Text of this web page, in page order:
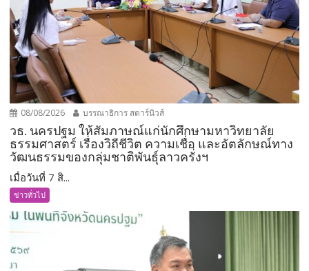
08/08/2026 บรรณาธิการ สตาร์นิวส์
วธ. นครปฐม ให้สัมภาษณ์แก่นักศึกษามหาวิทยาลัย
ธรรมศาสตร์ เรื่องวิถีชีวิต ความเชื่อ และอัตลักษณ์ทาง
วัฒนธรรมของกลุ่มชาติพันธุ์ลาวครั่งฯ
เมื่อวันที่ 7 สิ...
ข่าวทั่วไป